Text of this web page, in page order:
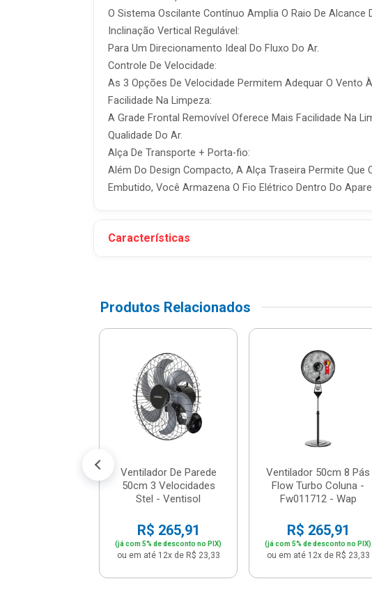
O Sistema Oscilante Contínuo Amplia O Raio De
Inclinação Vertical Regulável:
Para Um Direcionamento Ideal Do Fluxo Do Ar.
Controle De Velocidade:
As 3 Opções De Velocidade Permitem Adequar O Vento
Facilidade Na Limpeza:
A Grade Frontal Removível Oferece Mais Facilidade Na
Qualidade Do Ar.
Alça De Transporte + Porta-fio:
Além Do Design Compacto, A Alça Traseira Permite
Embutido, Você Armazena O Fio Elétrico Dentro Do
Características
Produtos Relacionados
Ventilador De Parede
50cm 3 Velocidades
Stel - Ventisol
R$ 265,91
(já com 5% de desconto no PIX)
ou em até 12x de R$ 23,33
Ventilador 50cm 8 Pás
Flow Turbo Coluna -
Fw011712 - Wap
R$ 265,91
(já com 5% de desconto no PIX)
ou em até 12x de R$ 23,33